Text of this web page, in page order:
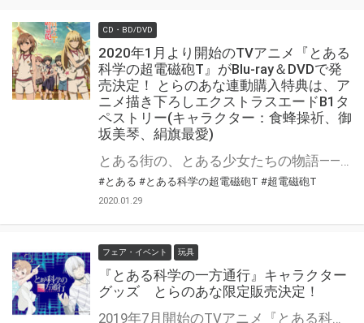
CD・BD/DVD
2020年1月より開始のTVアニメ『とある
科学の超電磁砲T』がBlu-ray＆DVDで発
売決定！ とらのあな連動購入特典は、ア
ニメ描き下ろしエクストラスエードB1タ
ペストリー(キャラクター：食蜂操祈、御
坂美琴、絹旗最愛)
#とある #とある科学の超電磁砲T #超電磁砲T
2020.01.29
フェア・イベント 玩具
『とある科学の一方通行』キャラクター
グッズ とらのあな限定販売決定！